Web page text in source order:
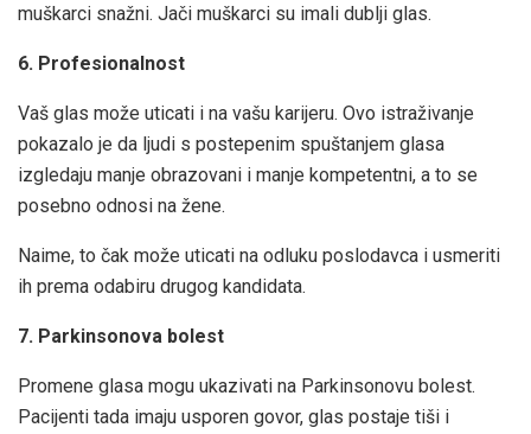
muškarci snažni. Jači muškarci su imali dublji glas.
6. Profesionalnost
Vaš glas može uticati i na vašu karijeru. Ovo istraživanje
pokazalo je da ljudi s postepenim spuštanjem glasa
izgledaju manje obrazovani i manje kompetentni, a to se
posebno odnosi na žene.
Naime, to čak može uticati na odluku poslodavca i usmeriti
ih prema odabiru drugog kandidata.
7. Parkinsonova bolest
Promene glasa mogu ukazivati ​​na Parkinsonovu bolest.
Pacijenti tada imaju usporen govor, glas postaje tiši i